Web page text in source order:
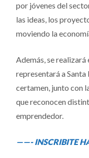
por jóvenes del
las ideas, los
moviendo la
Además, se
representará a Santa
certamen, junto con
que reconocen
emprendedor.
——- INSCRIBITE